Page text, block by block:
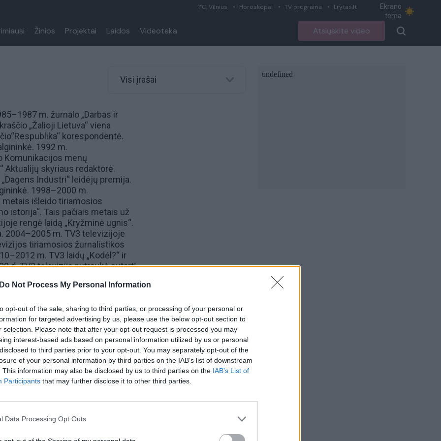
Do Not Process My Personal Information
opt-out of the sale, sharing to third parties, or processing of your personal or
for targeted advertising by us, please use the below opt-out section to
selection. Please note that after your opt-out request is processed you may
interest-based ads based on personal information utilized by us or personal
to third parties prior to your opt-out. You may separately opt-out of the
of your personal information by third parties on the IAB’s list of downstream
This information may also be disclosed by us to third parties on the IAB’s List of
Participants that may further disclose it to other third parties.
Data Processing Opt Outs
1°C, Vilnius Horoskopai TV programa Lrytas.lt
Ekrano
tema
Žinios Projektai Laidos Videoteka Atsiųskite video
Visi įrašai
m. žurnalo „Darbas ir
„Žalioji Lietuva“ viena
korespondentė.
1992 m.
Komunikacijos menų
Aktualijų skyriaus redaktorė.
Industri“ leidėjų premija.
1998–2000 m.
metais išleido tiriamosios
istorija“. Tais pačiais metais už
rengė laidą „Kryžminė ugnis“.
2004–2005 m. TV3 televizijoje
tiriamosios žurnalistikos
m. TV3 laidų „Kodėl?“ ir
d. TV3 televizija nutraukė sutartį
po to, kai buvo sukurta laida apie
bei biografijos detales. 2013
Nuo 2013 metų kovo 5
Veda laidas „Nuoga tiesa“,
16 dienos naujos „Lietuvos
00:27:33
„D. Grybauskaitė pati
kad mokėsi KGB
diena
00:00:32
Į Seimą kandidatuojanti Rūta
Janutienė praras teisinę
Žinios | Lietuvos diena
atskleidė, koks politinis
00:57:21
Nuoga tiesa 2019-05-27